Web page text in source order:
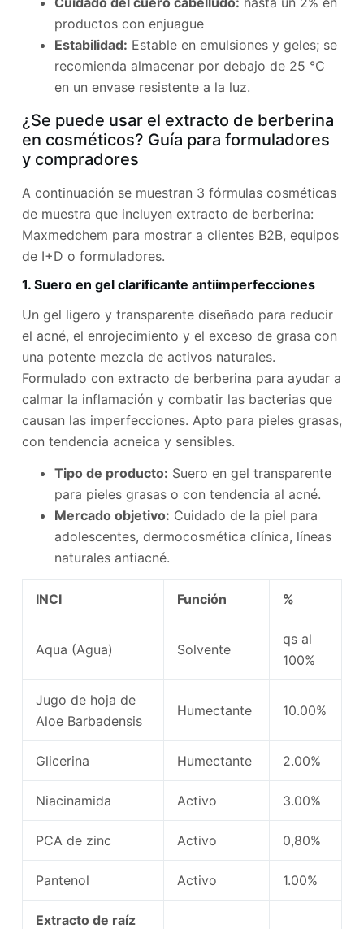
productos con enjuague
Estabilidad: Estable en emulsiones y geles; se
recomienda almacenar por debajo de 25 °C
en un envase resistente a la luz.
¿Se puede usar el extracto de berberina
en cosméticos? Guía para formuladores
y compradores
A continuación se muestran 3 fórmulas cosméticas
de muestra que incluyen extracto de berberina:
Maxmedchem para mostrar a clientes B2B, equipos
de I+D o formuladores.
1. Suero en gel clarificante antiimperfecciones
Un gel ligero y transparente diseñado para reducir
el acné, el enrojecimiento y el exceso de grasa con
una potente mezcla de activos naturales.
Formulado con extracto de berberina para ayudar a
calmar la inflamación y combatir las bacterias que
causan las imperfecciones. Apto para pieles grasas,
con tendencia acneica y sensibles.
Tipo de producto: Suero en gel transparente
para pieles grasas o con tendencia al acné.
Mercado objetivo: Cuidado de la piel para
adolescentes, dermocosmética clínica, líneas
naturales antiacné.
INCI Función %
Aqua (Agua) Solvente
qs al
100%
Jugo de hoja de
Aloe Barbadensis
Humectante 10.00%
Glicerina Humectante 2.00%
Niacinamida Activo 3.00%
PCA de zinc Activo 0,80%
Pantenol Activo 1.00%
Extracto de raíz